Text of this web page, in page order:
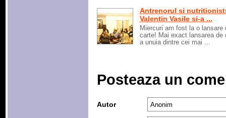
Antrenorul si
Valentin Vasile si-a ...
Miercuri am fost la o lansare
carte! Mai exact lansarea de
a unuia dintre cei mai ...
Posteaza un
Autor